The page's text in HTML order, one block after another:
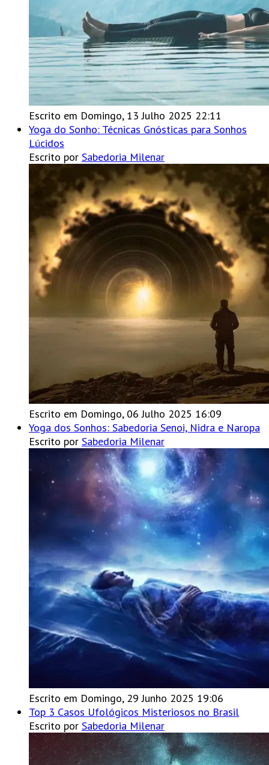
Escrito em Domingo, 13 Julho 2025 22:11
Yoga do Sonho: Técnicas Gnósticas para Sonhos
Lúcidos
Escrito por Sabedoria Milenar
Escrito em Domingo, 06 Julho 2025 16:09
Yoga dos Sonhos: Sabedoria Senoi, Nidra e Naropa
Escrito por Sabedoria Milenar
Escrito em Domingo, 29 Junho 2025 19:06
Top 3 Casos Ufológicos Misteriosos no Brasil
Escrito por Sabedoria Milenar